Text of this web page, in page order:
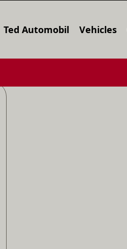
Ted Automobil Vehicles